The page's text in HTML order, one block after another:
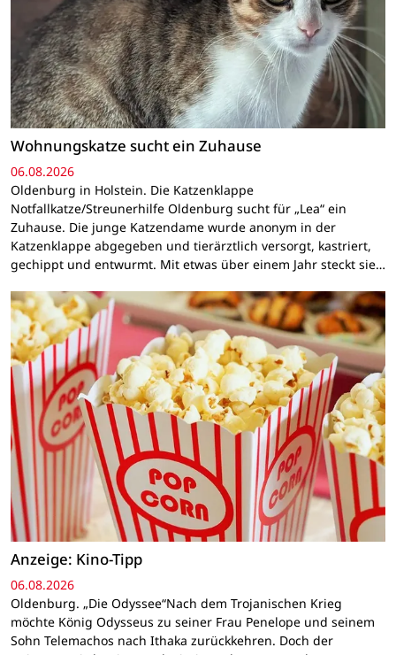
Wohnungskatze sucht ein Zuhause
06.08.2026
Oldenburg in Holstein. Die Katzenklappe
Notfallkatze/Streunerhilfe Oldenburg sucht für „Lea“ ein
Zuhause. Die junge Katzendame wurde anonym in der
Katzenklappe abgegeben und tierärztlich versorgt, kastriert,
gechippt und entwurmt. Mit etwas über einem Jahr steckt sie…
Anzeige: Kino-Tipp
06.08.2026
Oldenburg. „Die Odyssee“Nach dem Trojanischen Krieg
möchte König Odysseus zu seiner Frau Penelope und seinem
Sohn Telemachos nach Ithaka zurückkehren. Doch der